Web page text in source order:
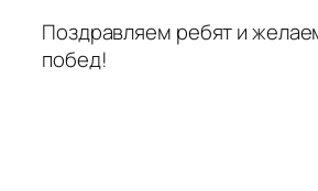
Поздравляем ребят и
побед!